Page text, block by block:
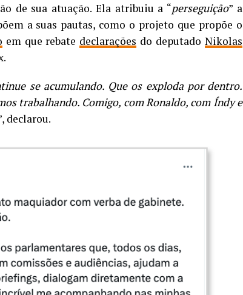
de sua atuação. Ela atribuiu a “perseguição” a
a suas pautas, como o projeto que propõe o
em que rebate declarações do deputadoNikolas
se acumulando. Que os exploda por dentro.
trabalhando. Comigo, com Ronaldo, com Índy e
declarou.